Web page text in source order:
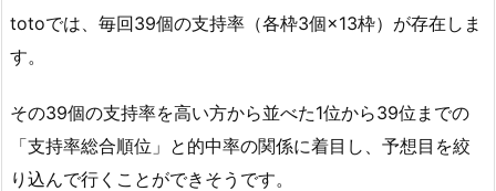
totoでは、毎回39個の支持率（各枠3個×13枠）が存在しま
す。
その39個の支持率を高い方から並べた1位から39位までの
「支持率総合順位」と的中率の関係に着目し、予想目を絞
り込んで行くことができそうです。